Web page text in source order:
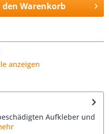
den Warenkorb
anzeigen
Aufkleber und